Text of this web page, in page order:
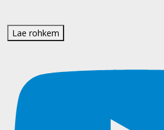
Lae rohkem